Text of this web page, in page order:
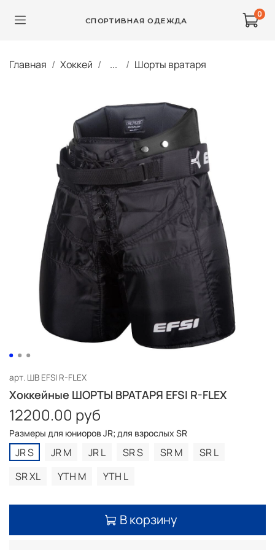
СПОРТИВНАЯ ОДЕЖДА
0
Главная Хоккей ... Шорты вратаря
арт. ШВ EFSI R-FLEX
Хоккейные ШОРТЫ ВРАТАРЯ EFSI R-FLEX
12200.00 руб
Размеры для юниоров JR; для взрослых SR
JR S JR M JR L SR S SR M
SR L
SR XL
YTH M YTH L
В корзину